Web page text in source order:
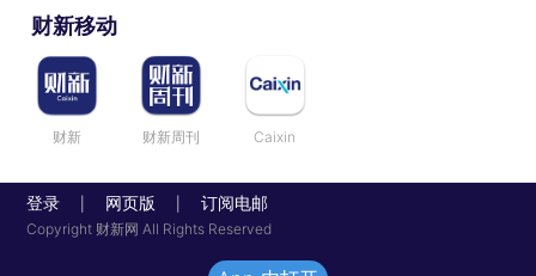
财新移动
财新 财新周刊 Caixin
登录 网页版 订阅电邮
Copyright 财新网 All Rights Reserved